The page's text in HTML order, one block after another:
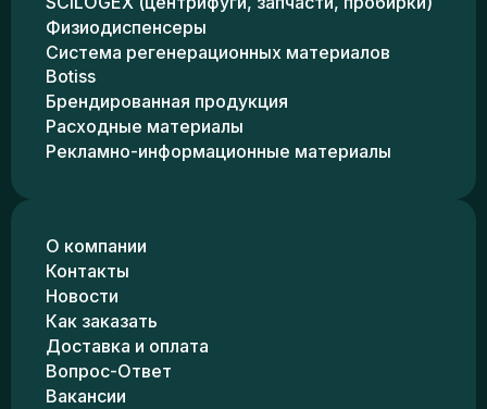
Физиодиспенсеры
Система регенерационных материалов
Botiss
Брендированная продукция
Расходные материалы
Рекламно-информационные материалы
О компании
Контакты
Новости
Как заказать
Доставка и оплата
Вопрос-Ответ
Вакансии